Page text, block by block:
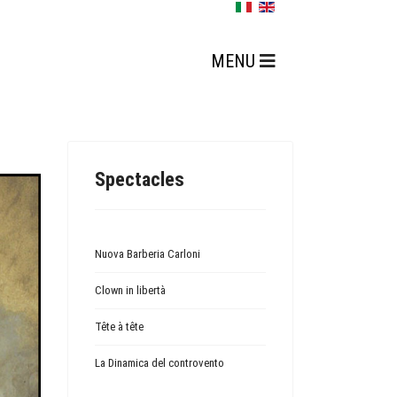
Spectacles
Nuova Barberia Carloni
Clown in libertà
Tête à tête
La Dinamica del controvento